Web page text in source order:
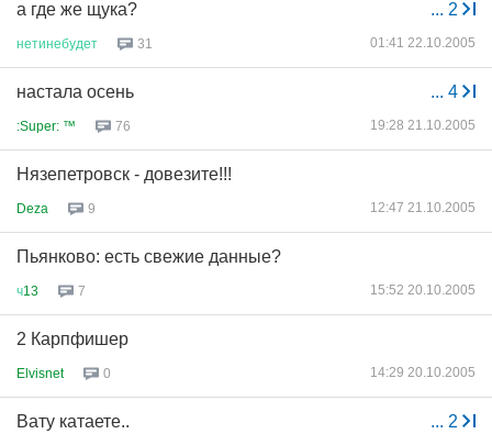
... 2
а где же щука?
нетинебудет 31 01:41 22.10.2005
... 4
настала осень
:Super: ™ 76 19:28 21.10.2005
Нязепетровск - довезите!!!
Deza 9 12:47 21.10.2005
Пьянково: есть свежие данные?
ч13 7 15:52 20.10.2005
2 Карпфишер
Elvisnet 0 14:29 20.10.2005
... 2
Вату катаете..